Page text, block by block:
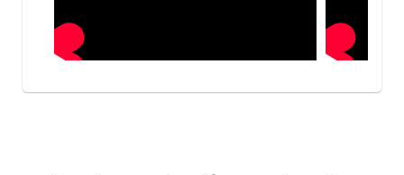
ái, không gây tiếng ồn, tích hợp bộ nhớ vị trí
thông minh và thiết kế điều khiển nằm gọn